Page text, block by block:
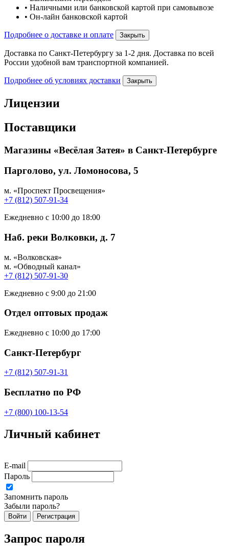
• Наличными или банковской картой при самовывозе
• Он-лайн банковской картой
Подробнее о доставке и оплате Закрыть
Доставка по Санкт-Петербургу за 1-2 дня. Доставка по всей
России удобной вам транспортной компанией.
Подробнее об условиях доставки Закрыть
Лицензии
Поставщики
Магазины «Весёлая Затея» в Санкт-Петербурге
Парголово, ул. Ломоносова, 5
м. «Проспект Просвещения»
+7 (812) 507-91-34
Ежедневно с 10:00 до 18:00
Наб. реки Волковки, д. 7
м. «Волковская»
м. «Обводный канал»
+7 (812) 507-91-30
Ежедневно с 9:00 до 21:00
Отдел оптовых продаж
Ежедневно с 10:00 до 17:00
Санкт-Петербург
+7 (812) 507-91-31
Бесплатно по РФ
+7 (800) 100-13-54
Личный кабинет
E-mail
Пароль
Запомнить пароль
Забыли пароль?
Войти Регистрация
Запрос пароля